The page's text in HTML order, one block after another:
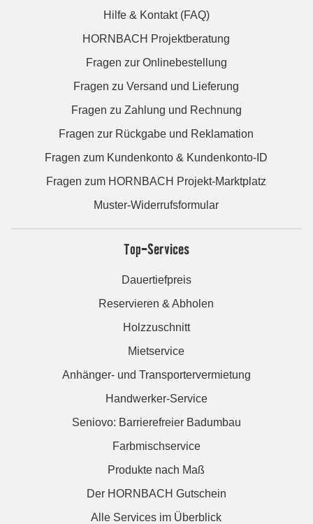
Hilfe & Kontakt (FAQ)
HORNBACH Projektberatung
Fragen zur Onlinebestellung
Fragen zu Versand und Lieferung
Fragen zu Zahlung und Rechnung
Fragen zur Rückgabe und Reklamation
Fragen zum Kundenkonto & Kundenkonto-ID
Fragen zum HORNBACH Projekt-Marktplatz
Muster-Widerrufsformular
Top-Services
Dauertiefpreis
Reservieren & Abholen
Holzzuschnitt
Mietservice
Anhänger- und Transportervermietung
Handwerker-Service
Seniovo: Barrierefreier Badumbau
Farbmischservice
Produkte nach Maß
Der HORNBACH Gutschein
Alle Services im Überblick